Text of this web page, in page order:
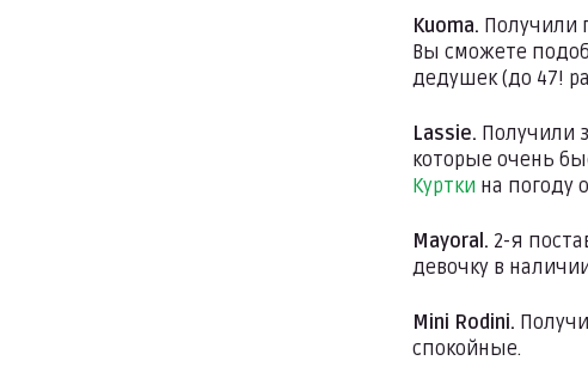
Kuoma. Получили
Вы сможете
дедушек (до 47!
Lassie. Получили
которые очень
Куртки на погоду
Mayoral. 2-я
девочку в
Mini Rodini.
спокойные.